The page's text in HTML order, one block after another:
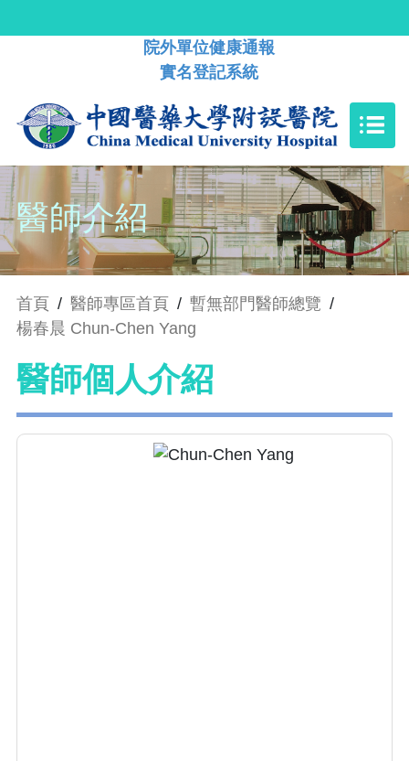
院外單位健康通報
實名登記系統
醫師介紹
首頁 / 醫師專區首頁 / 暫無部門醫師總覽 /
楊春晨 Chun-Chen Yang
醫師個人介紹